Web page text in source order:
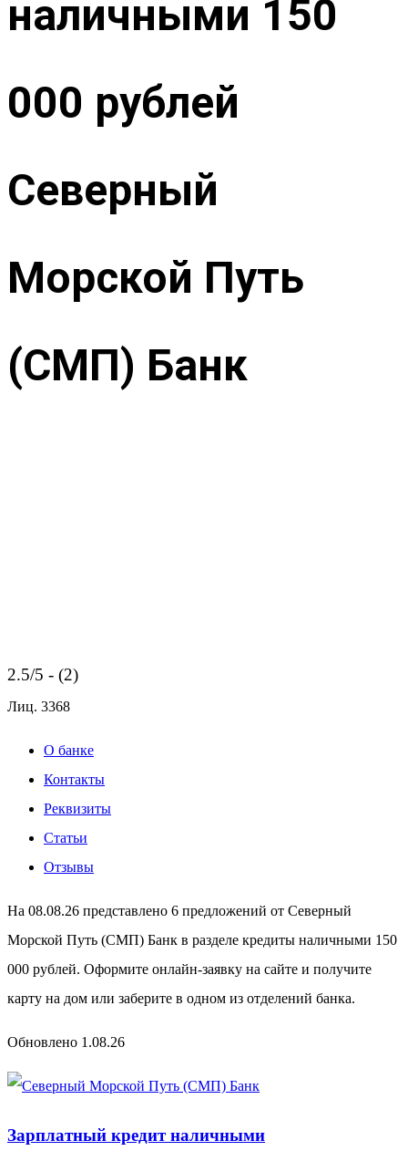
наличными 150
000 рублей
Северный
Морской Путь
(СМП) Банк
2.5/5 - (2)
Лиц. 3368
О банке
Контакты
Реквизиты
Статьи
Отзывы
На 08.08.26 представлено 6 предложений от Северный
Морской Путь (СМП) Банк в разделе кредиты наличными 150
000 рублей. Оформите онлайн-заявку на сайте и получите
карту на дом или заберите в одном из отделений банка.
Обновлено 1.08.26
Зарплатный кредит наличными